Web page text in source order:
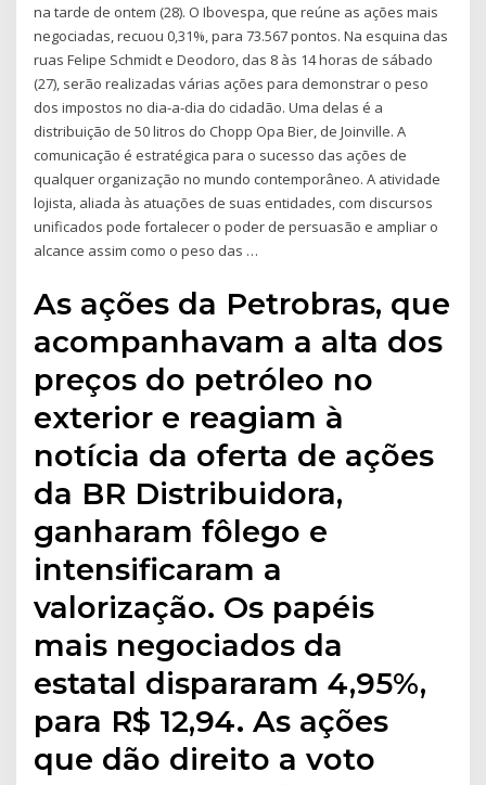
na tarde de ontem (28). O Ibovespa, que reúne as ações mais
negociadas, recuou 0,31%, para 73.567 pontos. Na esquina das
ruas Felipe Schmidt e Deodoro, das 8 às 14 horas de sábado
(27), serão realizadas várias ações para demonstrar o peso
dos impostos no dia-a-dia do cidadão. Uma delas é a
distribuição de 50 litros do Chopp Opa Bier, de Joinville. A
comunicação é estratégica para o sucesso das ações de
qualquer organização no mundo contemporâneo. A atividade
lojista, aliada às atuações de suas entidades, com discursos
unificados pode fortalecer o poder de persuasão e ampliar o
alcance assim como o peso das …
As ações da Petrobras, que
acompanhavam a alta dos
preços do petróleo no
exterior e reagiam à
notícia da oferta de ações
da BR Distribuidora,
ganharam fôlego e
intensificaram a
valorização. Os papéis
mais negociados da
estatal dispararam 4,95%,
para R$ 12,94. As ações
que dão direito a voto